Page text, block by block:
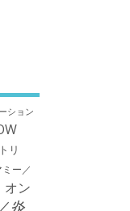
ション
リ
ー／
オン